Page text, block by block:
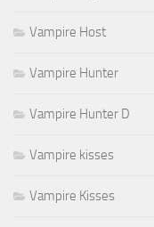
Vampire Host
Vampire Hunter
Vampire Hunter D
Vampire kisses
Vampire Kisses